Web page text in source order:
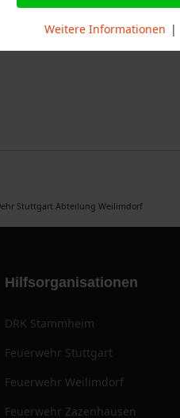
Stuttgart Abteilung Weilimdorf
Hilfsorganisationen
DRK Stammheim
Feuerwehr Stuttgart
Feuerwehr Weilimdorf
Feuerwehr Zazenhausen
Weitere Informationen |